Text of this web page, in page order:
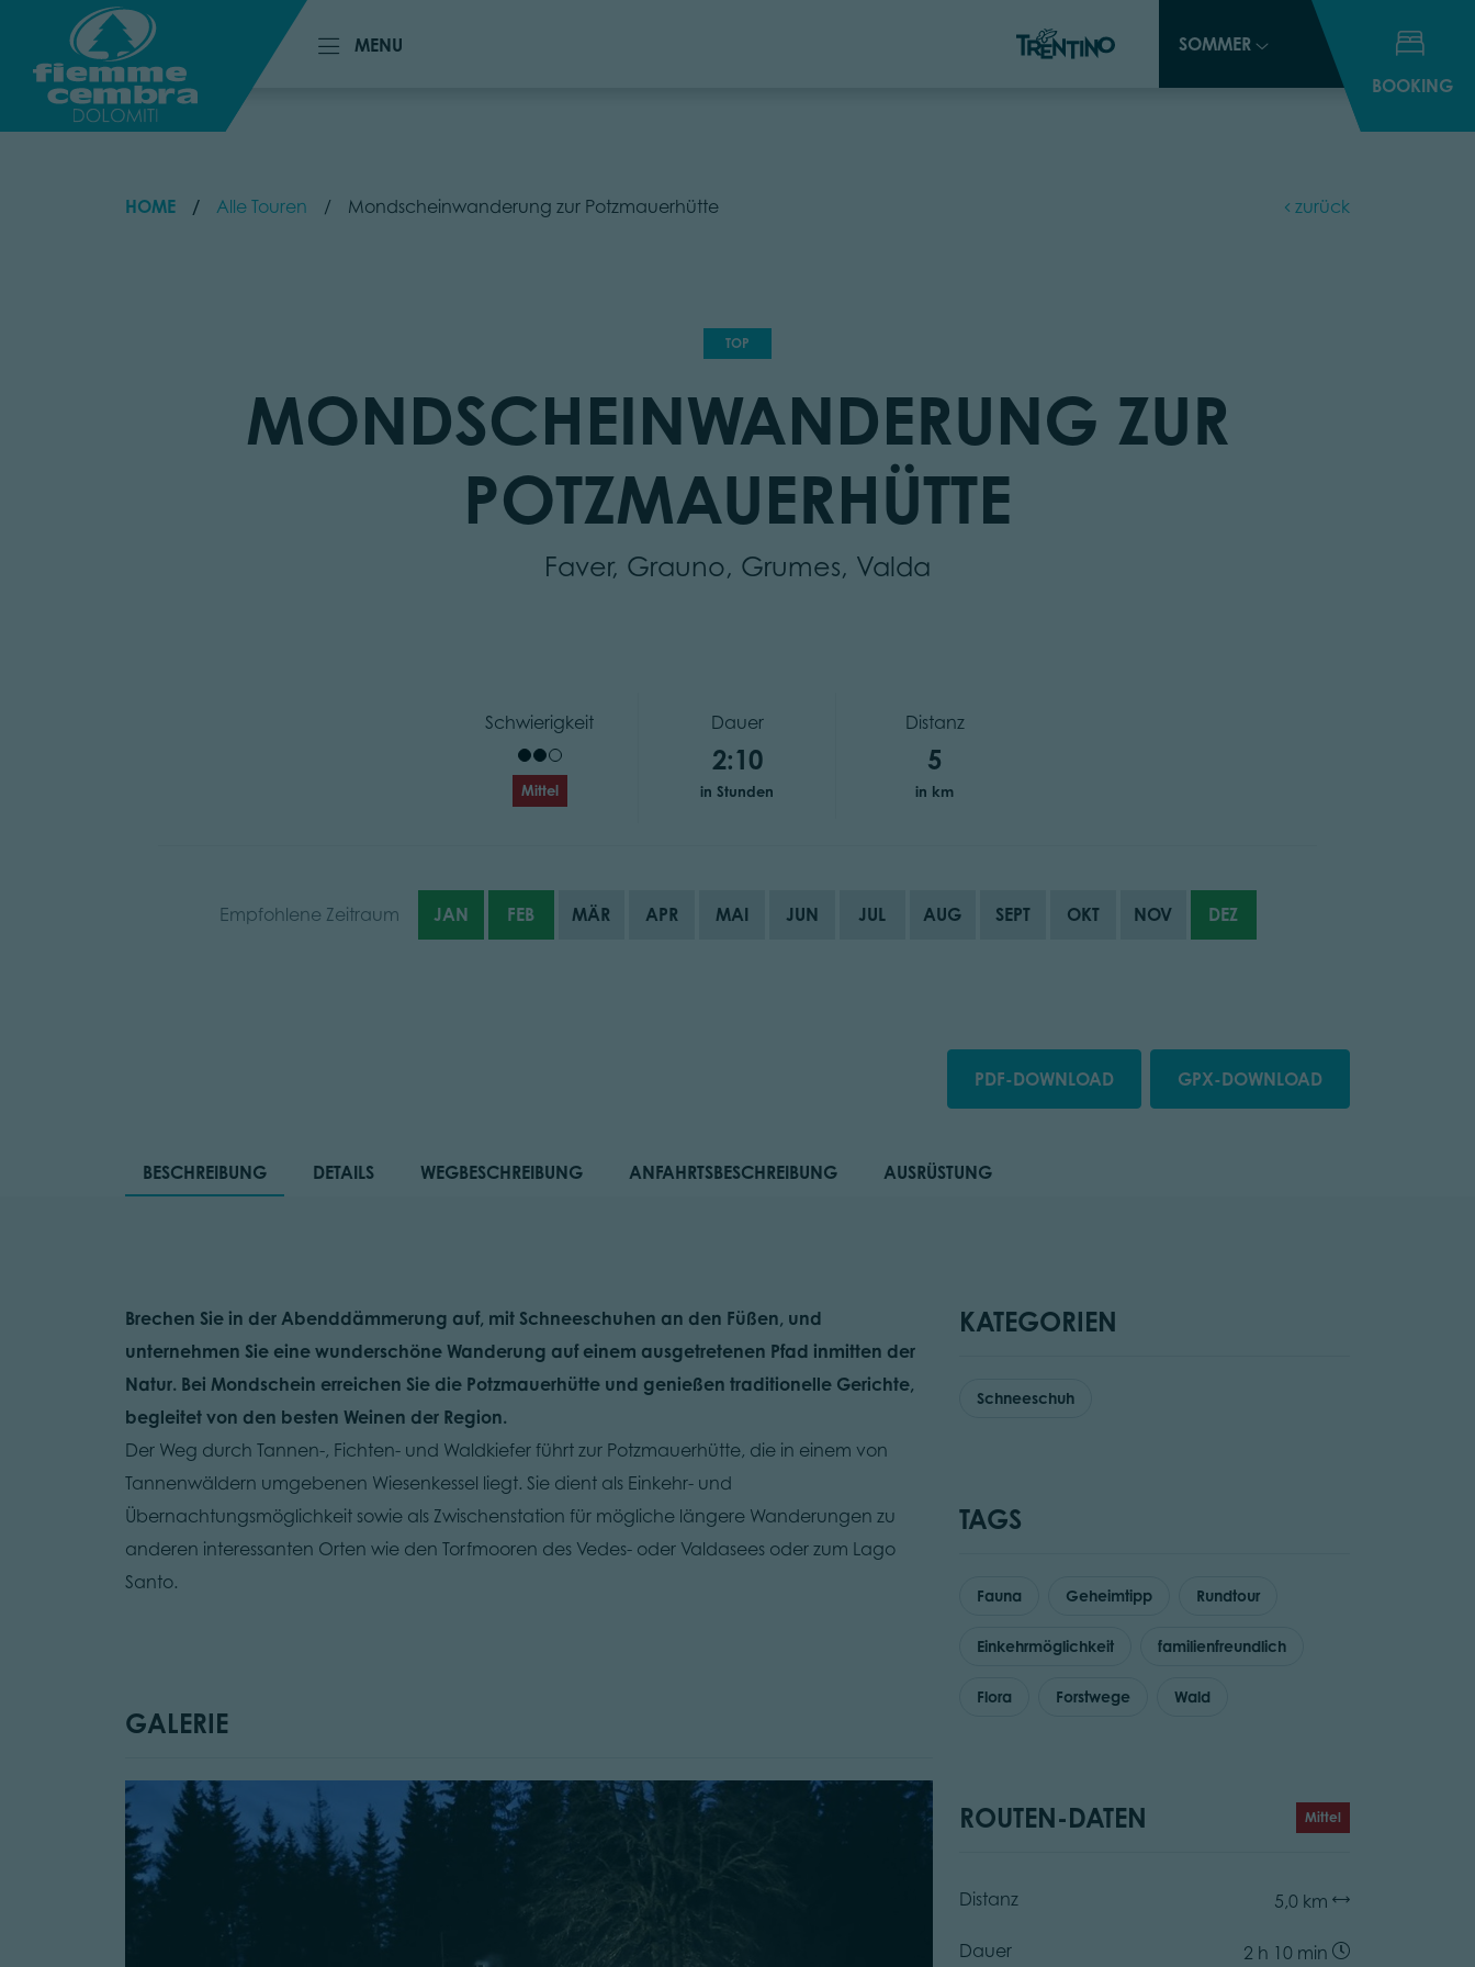
MENU
SOMMER
BOOKING
MENU
SOMMER
BOOKING
HOME Alle Touren Mondscheinwanderung zur Potzmauerhütte zurück
TOP
MONDSCHEINWANDERUNG ZUR
POTZMAUERHÜTTE
Faver, Grauno, Grumes, Valda
Schwierigkeit
Mittel
Dauer
2:10
in Stunden
Distanz
5
in km
Empfohlene Zeitraum JAN FEB MÄR APR MAI JUN JUL AUG SEPT OKT NOV DEZ
PDF-DOWNLOAD GPX-DOWNLOAD
BESCHREIBUNG DETAILS WEGBESCHREIBUNG ANFAHRTSBESCHREIBUNG AUSRÜSTUNG
Brechen Sie in der Abenddämmerung auf, mit Schneeschuhen an den Füßen, und
unternehmen Sie eine wunderschöne Wanderung auf einem ausgetretenen Pfad inmitten der
Natur. Bei Mondschein erreichen Sie die Potzmauerhütte und genießen traditionelle Gerichte,
begleitet von den besten Weinen der Region.
Der Weg durch Tannen-, Fichten- und Waldkiefer führt zur Potzmauerhütte, die in einem von
Tannenwäldern umgebenen Wiesenkessel liegt. Sie dient als Einkehr- und
Übernachtungsmöglichkeit sowie als Zwischenstation für mögliche längere Wanderungen zu
anderen interessanten Orten wie den Torfmooren des Vedes- oder Valdasees oder zum Lago
Santo.
GALERIE
KATEGORIEN
Schneeschuh
TAGS
Fauna Geheimtipp Rundtour
Einkehrmöglichkeit familienfreundlich
Flora Forstwege Wald
ROUTEN-DATEN Mittel
Distanz 5,0 km
Dauer 2 h 10 min